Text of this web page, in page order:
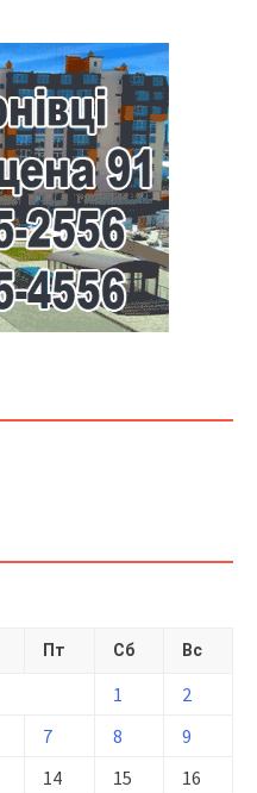
Пт Сб Вс
1
2
7 8
9
14 15
16